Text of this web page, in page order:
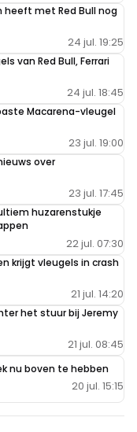
account.met Red Bull nog
24 jul. 19:25
van Red Bull, Ferrari
24 jul. 18:45
Macarena-vleugel
23 jul. 19:00
over
23 jul. 17:45
huzarenstukje
22 jul. 07:30
krijgt vleugels in crash
21 jul. 14:20
het stuur bij Jeremy
21 jul. 08:45
nu boven te hebben
20 jul. 15:15